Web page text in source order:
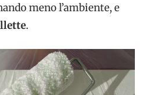
meno l’ambiente, e
.